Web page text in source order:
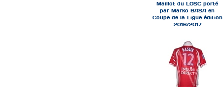
Maillot du LOSC porté
par Marko BASA en
Coupe de la Ligue édition
2016/2017